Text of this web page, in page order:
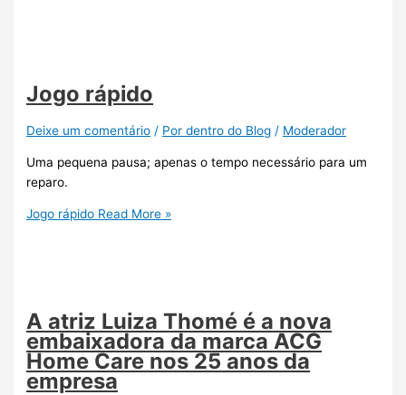
Jogo rápido
Deixe um comentário / Por dentro do Blog / Moderador
Uma pequena pausa; apenas o tempo necessário para um
reparo.
Jogo rápido Read More »
A atriz Luiza Thomé é a nova
embaixadora da marca ACG
Home Care nos 25 anos da
empresa